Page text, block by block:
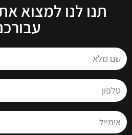
תנו לנו למצוא